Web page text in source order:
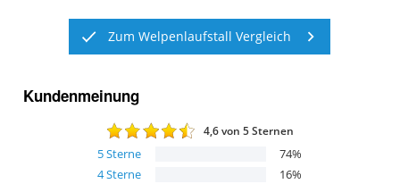
Zum Welpenlaufstall Vergleich
Kundenmeinung
4,6von 5 Sternen
5Sterne 74%
4Sterne 16%